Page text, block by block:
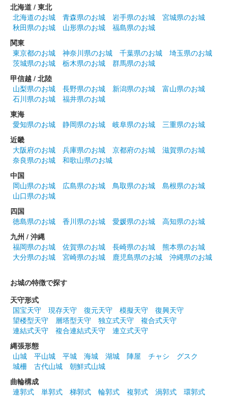
北海道 / 東北
北海道のお城
青森県のお城 岩手県のお城
宮城県のお城
秋田県のお城
山形県のお城
福島県のお城
関東
東京都のお城
神奈川県のお城 千葉県のお城
埼玉県のお城
茨城県のお城
栃木県のお城
群馬県のお城
甲信越 / 北陸
山梨県のお城
長野県のお城 新潟県のお城
富山県のお城
石川県のお城
福井県のお城
東海
愛知県のお城
静岡県のお城 岐阜県のお城
三重県のお城
近畿
大阪府のお城
兵庫県のお城 京都府のお城
滋賀県のお城
奈良県のお城
和歌山県のお城
中国
岡山県のお城
広島県のお城 鳥取県のお城
島根県のお城
山口県のお城
四国
徳島県のお城
香川県のお城 愛媛県のお城
高知県のお城
九州 / 沖縄
福岡県のお城
佐賀県のお城 長崎県のお城
熊本県のお城
大分県のお城
宮崎県のお城 鹿児島県のお城 沖縄県のお城
お城の特徴で探す
天守形式
国宝天守
現存天守 復元天守 模擬天守
復興天守
望楼型天守
層塔型天守 独立式天守
複合式天守
連結式天守
複合連結式天守
連立式天守
縄張形態
山城
平山城 平城 海城 湖城 陣屋 チャシ
グスク
城柵
古代山城
朝鮮式山城
曲輪構成
連郭式
単郭式 梯郭式 輪郭式 複郭式 渦郭式
環郭式